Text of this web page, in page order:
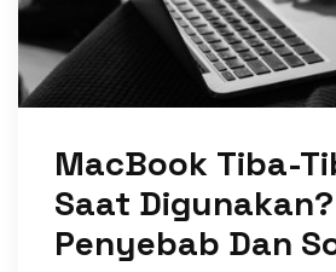
MacBook Tiba-
Saat
Penyebab Dan